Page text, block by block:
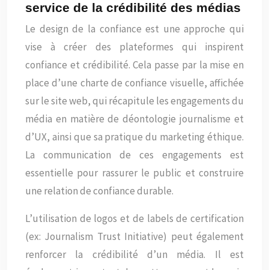
service de la crédibilité des médias
Le design de la confiance est une approche qui
vise à créer des plateformes qui inspirent
confiance et crédibilité. Cela passe par la mise en
place d’une charte de confiance visuelle, affichée
sur le site web, qui récapitule les engagements du
média en matière de déontologie journalisme et
d’UX, ainsi que sa pratique du marketing éthique.
La communication de ces engagements est
essentielle pour rassurer le public et construire
une relation de confiance durable.
L’utilisation de logos et de labels de certification
(ex: Journalism Trust Initiative) peut également
renforcer la crédibilité d’un média. Il est